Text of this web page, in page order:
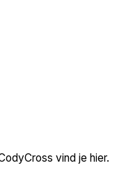
vind je hier.